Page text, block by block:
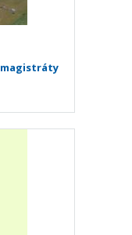
magistráty